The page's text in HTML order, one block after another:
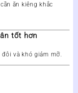
ăn kiêng khắc
tốt hơn
và khó giảm mỡ.